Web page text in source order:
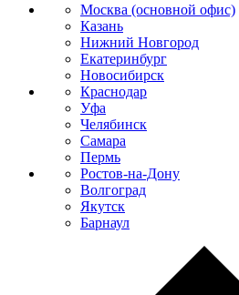
Москва (основной офис)
Казань
Нижний Новгород
Екатеринбург
Новосибирск
Краснодар
Уфа
Челябинск
Самара
Пермь
Ростов-на-Дону
Волгоград
Якутск
Барнаул